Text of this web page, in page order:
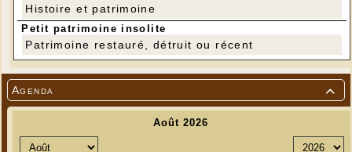

Agenda
Histoire et patrimoine
Petit patrimoine insolite
Patrimoine restauré, détruit ou récent